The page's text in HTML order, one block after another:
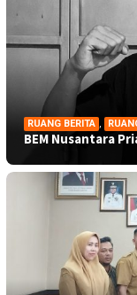
RUANG BERITA ,
BEM Nusantara